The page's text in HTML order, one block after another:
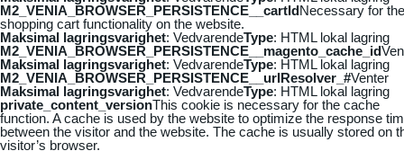
M2_VENIA_BROWSER_PERSISTENCE__cartIdNecessary for the
shopping cart functionality on the website.
Maksimal lagringsvarighet: VedvarendeType: HTML lokal lagring
M2_VENIA_BROWSER_PERSISTENCE__magento_cache_id
Maksimal lagringsvarighet: VedvarendeType: HTML lokal lagring
M2_VENIA_BROWSER_PERSISTENCE__urlResolver_#Venter
Maksimal lagringsvarighet: VedvarendeType: HTML lokal lagring
private_content_versionThis cookie is necessary for the cache
function. A cache is used by the website to optimize the response
between the visitor and the website. The cache is usually stored on
visitor’s browser.